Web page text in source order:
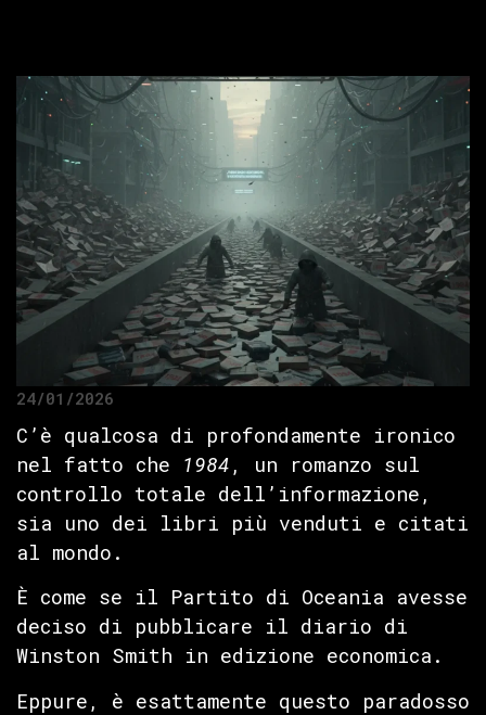
24/01/2026
C’è qualcosa di profondamente ironico
nel fatto che 1984 , un romanzo sul
controllo totale dell’informazione,
sia uno dei libri più venduti e citati
al mondo.
È come se il Partito di Oceania avesse
deciso di pubblicare il diario di
Winston Smith in edizione economica.
Eppure, è esattamente questo paradosso